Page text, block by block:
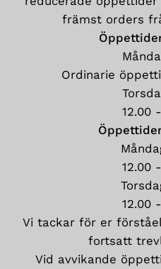
främst orders
Ordinarie
12.00
12.00
12.00
Vi tackar för er
fortsatt
Vid avvikande